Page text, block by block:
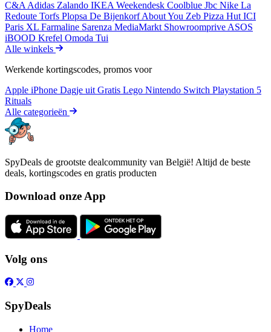
C&A Adidas Zalando IKEA Weekendesk Coolblue Jbc Nike La
Redoute Torfs Plopsa De BijenkorfAbout You Zeb Pizza Hut ICI
Paris XL Farmaline Sarenza MediaMarkt Showroomprive ASOS
iBOOD Krefel Omoda Tui
Alle winkels
Werkende kortingscodes, promos voor
Apple iPhone Dagje uit Gratis Lego Nintendo Switch Playstation 5
Rituals
Alle categorieën
SpyDeals de grootste dealcommunity van België! Altijd de beste
deals, kortingscodes en gratis producten
Download onze App
Volg ons
SpyDeals
Home